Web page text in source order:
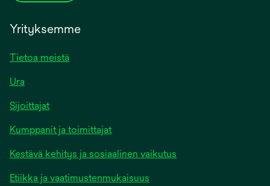
Yrityksemme
Tietoa meistä
Ura
Sijoittajat
Kumppanit ja toimittajat
Kestävä kehitys ja sosiaalinen vaikutus
Etiikka ja vaatimustenmukaisuus